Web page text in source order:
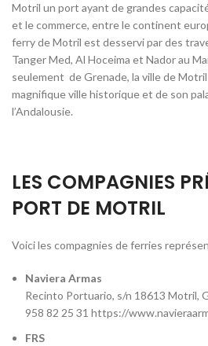
Motril un port ayant de grandes
et le commerce, entre le continent
ferry de Motril est desservi par des
Tanger Med, Al Hoceima et Nador au
seulement de Grenade, la ville de
magnifique ville historique et de son
l’Andalousie.
LES COMPAGNIES
PORT DE MOTRIL
Voici les compagnies de ferries
Naviera Armas
Recinto Portuario, s/n 18613 Motril,
958 82 25 31 https://
FRS